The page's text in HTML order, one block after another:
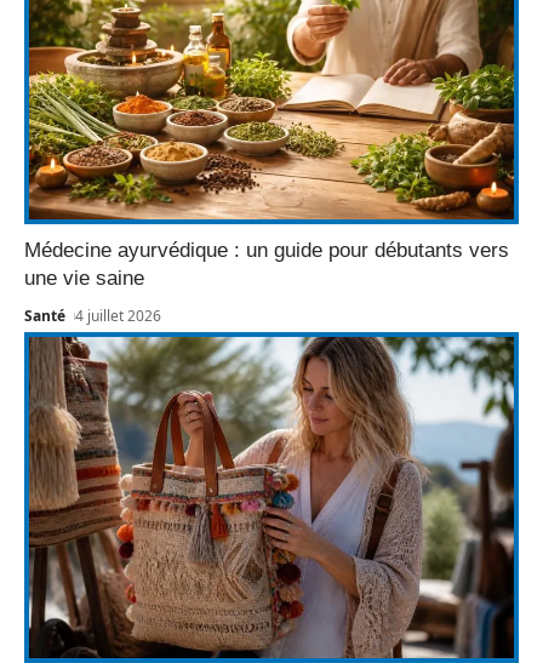
Médecine ayurvédique : un guide pour débutants vers
une vie saine
Santé 4 juillet 2026